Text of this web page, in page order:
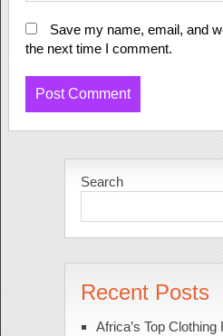
Save my name, email, and
the next time I comment.
Search
Recent Posts
Africa’s Top